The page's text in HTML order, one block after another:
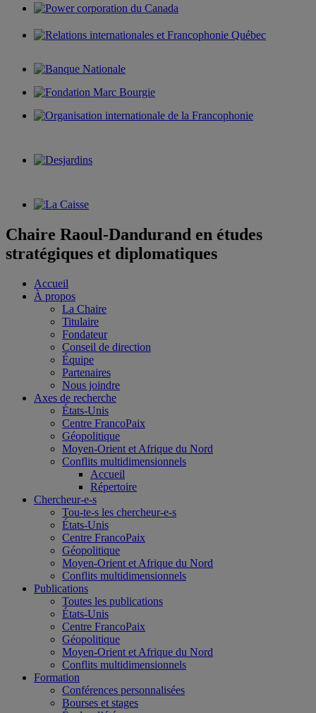
Chaire Raoul-Dandurand en études
stratégiques et diplomatiques
Accueil
À propos
La Chaire
Titulaire
Fondateur
Conseil de direction
Équipe
Partenaires
Nous joindre
Axes de recherche
États-Unis
Centre FrancoPaix
Géopolitique
Moyen-Orient et Afrique du Nord
Conflits multidimensionnels
Accueil
Répertoire
Chercheur-e-s
Tou-te-s les chercheur-e-s
États-Unis
Centre FrancoPaix
Géopolitique
Moyen-Orient et Afrique du Nord
Conflits multidimensionnels
Publications
Toutes les publications
États-Unis
Centre FrancoPaix
Géopolitique
Moyen-Orient et Afrique du Nord
Conflits multidimensionnels
Formation
Conférences personnalisées
Bourses et stages